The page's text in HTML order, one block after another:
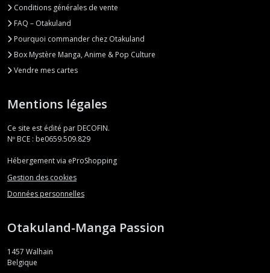
Conditions générales de vente
FAQ – Otakuland
Pourquoi commander chez Otakuland
Box Mystère Manga, Anime & Pop Culture
Vendre mes cartes
Mentions légales
Ce site est édité par DECOFIN.
Nº BCE : be0659.509.829
Hébergement via eProShopping
Gestion des cookies
Données personnelles
Otakuland-Manga Passion
1457 Walhain
Belgique